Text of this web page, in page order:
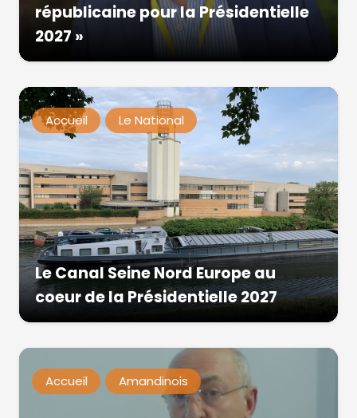
républicaine pour la Présidentielle
2027 »
Accueil Le National
Le Canal Seine Nord Europe au
coeur de la Présidentielle 2027
Accueil Amandinois